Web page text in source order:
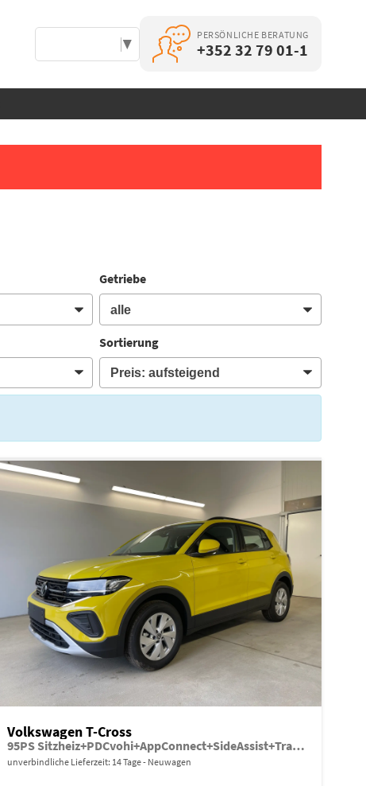
▼
PERSÖNLICHE BERATUNG
+352 32 79 01-1
Getriebe
Sortierung
Volkswagen T-Cross
95PS Sitzheiz+PDCvohi+AppConnect+SideAssist+TravelAssist+ACC+Klima
unverbindliche Lieferzeit: 14 Tage Neuwagen